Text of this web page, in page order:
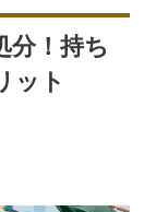
分！持ち
ット